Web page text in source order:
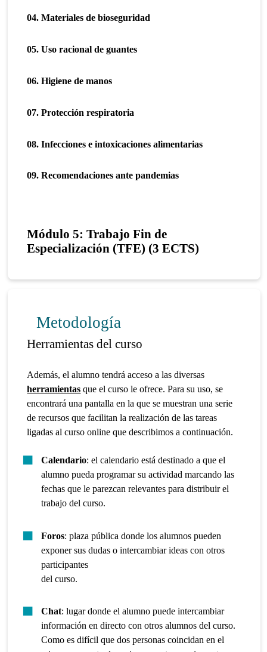
04. Materiales de bioseguridad
05. Uso racional de guantes
06. Higiene de manos
07. Protección respiratoria
08. Infecciones e intoxicaciones alimentarias
09. Recomendaciones ante pandemias
Módulo 5: Trabajo Fin de
Especialización (TFE) (3 ECTS)
Metodología
Herramientas del curso
Además, el alumno tendrá acceso a las diversas
herramientas que el curso le ofrece. Para su uso, se
encontrará una pantalla en la que se muestran una serie
de recursos que facilitan la realización de las tareas
ligadas al curso online que describimos a continuación.
Calendario: el calendario está destinado a que el
alumno pueda programar su actividad marcando las
fechas que le parezcan relevantes para distribuir el
trabajo del curso.
Foros: plaza pública donde los alumnos pueden
exponer sus dudas o intercambiar ideas con otros
participantes
del curso.
Chat: lugar donde el alumno puede intercambiar
información en directo con otros alumnos del curso.
Como es difícil que dos personas coincidan en el